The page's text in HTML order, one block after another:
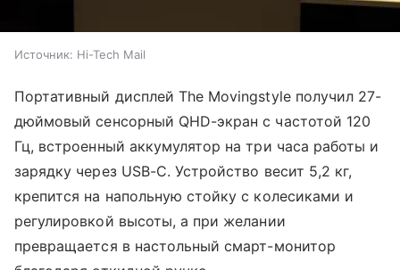
Источник: Hi-Tech Mail
Портативный дисплей The Movingstyle получил 27-
дюймовый сенсорный QHD-экран с частотой 120
Гц, встроенный аккумулятор на три часа работы и
зарядку через USB-C. Устройство весит 5,2 кг,
крепится на напольную стойку с колесиками и
регулировкой высоты, а при желании
превращается в настольный смарт-монитор